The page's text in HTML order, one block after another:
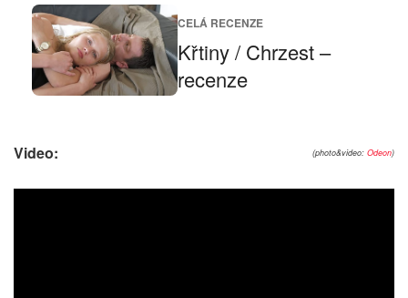
CELÁ RECENZE
Křtiny / Chrzest –
recenze
(photo&video: Odeon)
Video: